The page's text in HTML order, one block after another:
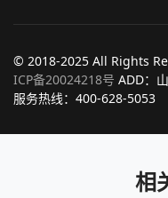
© 2018-2025 All Rights
ICP备20024218号 ADD：
服务热线：400-628-5053
相